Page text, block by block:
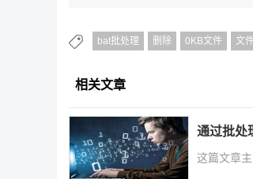
bat批处理 删除 0KB文件 文
相关文章
通过批处
这篇文章